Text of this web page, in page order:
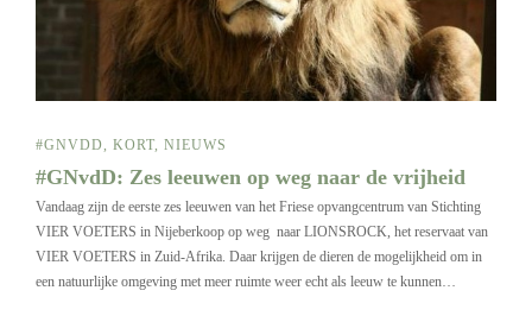
#GNVDD, KORT, NIEUWS
#GNvdD: Zes leeuwen op weg naar de vrijheid
Vandaag zijn de eerste zes leeuwen van het Friese opvangcentrum van Stichting
VIER VOETERS in Nijeberkoop op weg naar LIONSROCK, het reservaat van
VIER VOETERS in Zuid-Afrika. Daar krijgen de dieren de mogelijkheid om in
een natuurlijke omgeving met meer ruimte weer echt als leeuw te kunnen…